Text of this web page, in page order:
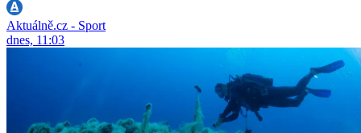
Aktuálně.cz - Sport
dnes, 11:03